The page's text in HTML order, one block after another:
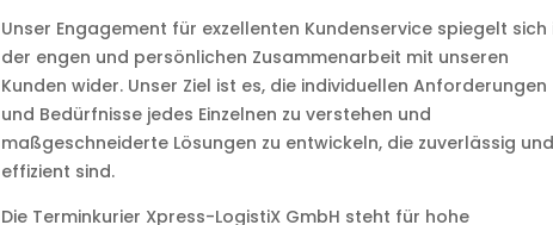
Unser Engagement für exzellenten Kundenservice spiegelt sich
der engen und persönlichen Zusammenarbeit mit unseren
Kunden wider. Unser Ziel ist es, die individuellen Anforderungen
und Bedürfnisse jedes Einzelnen zu verstehen und
maßgeschneiderte Lösungen zu entwickeln, die zuverlässig und
effizient sind.
Die Terminkurier Xpress-LogistiX GmbH steht für hohe